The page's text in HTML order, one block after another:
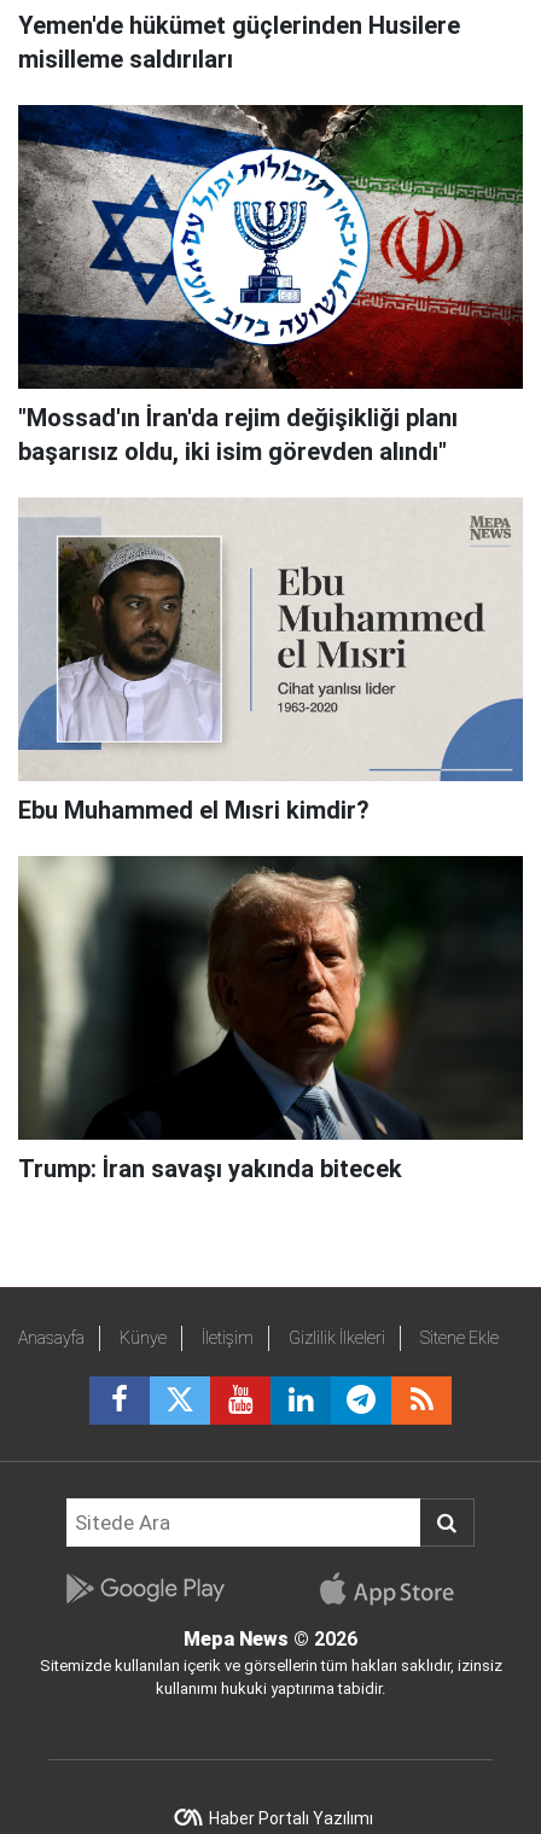
Yemen'de hükümet güçlerinden Husilere
misilleme saldırıları
"Mossad'ın İran'da rejim değişikliği planı
başarısız oldu, iki isim görevden alındı"
Ebu Muhammed el Mısri kimdir?
Trump: İran savaşı yakında bitecek
Anasayfa Künye İletişim Gizlilik İlkeleri Sitene Ekle
Mepa News © 2026
Sitemizde kullanılan içerik ve görsellerin tüm hakları saklıdır, izinsiz
kullanımı hukuki yaptırıma tabidir.
Haber Portalı Yazılımı